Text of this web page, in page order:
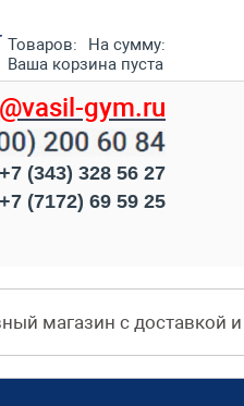
Товаров:
На сумму:
Ваша корзина пуста
gym.ru
+7 (343) 328 56 27
+7 (7172) 69 59 25
магазин с доставкой